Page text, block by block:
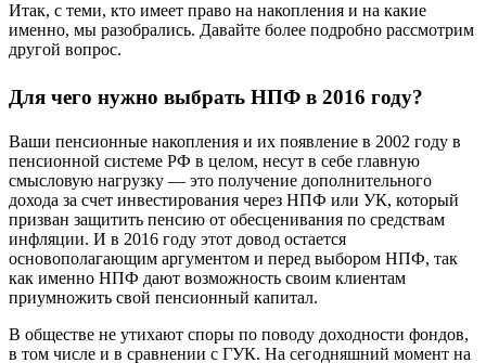
Итак, с теми, кто имеет право на накопления и на какие
именно, мы разобрались. Давайте более подробно рассмотрим
другой вопрос.
Для чего нужно выбрать НПФ в 2016 году?
Ваши пенсионные накопления и их появление в 2002 году в
пенсионной системе РФ в целом, несут в себе главную
смысловую нагрузку — это получение дополнительного
дохода за счет инвестирования через НПФ или УК, который
призван защитить пенсию от обесценивания по средствам
инфляции. И в 2016 году этот довод остается
основополагающим аргументом и перед выбором НПФ, так
как именно НПФ дают возможность своим клиентам
приумножить свой пенсионный капитал.
В обществе не утихают споры по поводу доходности фондов,
в том числе и в сравнении с ГУК. На сегодняшний момент на